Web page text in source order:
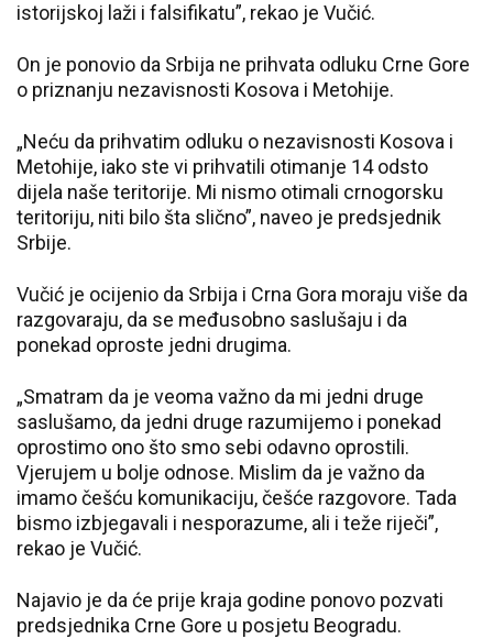
istorijskoj laži i falsifikatu”, rekao je Vučić.
On je ponovio da Srbija ne prihvata odluku Crne Gore
o priznanju nezavisnosti Kosova i Metohije.
„Neću da prihvatim odluku o nezavisnosti Kosova i
Metohije, iako ste vi prihvatili otimanje 14 odsto
dijela naše teritorije. Mi nismo otimali crnogorsku
teritoriju, niti bilo šta slično”, naveo je predsjednik
Srbije.
Vučić je ocijenio da Srbija i Crna Gora moraju više da
razgovaraju, da se međusobno saslušaju i da
ponekad oproste jedni drugima.
„Smatram da je veoma važno da mi jedni druge
saslušamo, da jedni druge razumijemo i ponekad
oprostimo ono što smo sebi odavno oprostili.
Vjerujem u bolje odnose. Mislim da je važno da
imamo češću komunikaciju, češće razgovore. Tada
bismo izbjegavali i nesporazume, ali i teže riječi”,
rekao je Vučić.
Najavio je da će prije kraja godine ponovo pozvati
predsjednika Crne Gore u posjetu Beogradu.